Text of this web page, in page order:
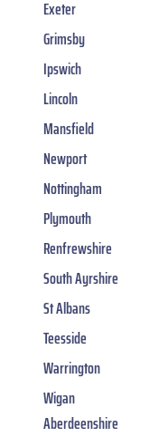
Exeter
Grimsby
Ipswich
Lincoln
Mansfield
Newport
Nottingham
Plymouth
Renfrewshire
South Ayrshire
St Albans
Teesside
Warrington
Wigan
Aberdeenshire